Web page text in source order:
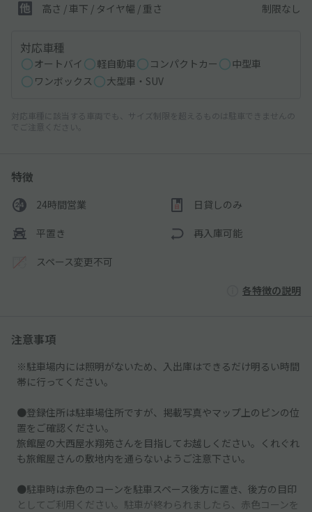
高さ / 車下 / タイヤ幅 / 重さ 制限なし
対応車種
オートバイ 軽自動車 コンパクトカー
中型車
ワンボックス
大型車・SUV
対応車種に該当する車両でも、サイズ制限を超えるものは駐車できませんの
でご注意ください。
特徴
24時間営業 日貸しのみ
平置き 再入庫可能
スペース変更不可
各特徴の説明
注意事項
※駐車場内には照明がないため、入出庫はできるだけ明るい時間
帯に行ってください。
●登録住所は駐車場住所ですが、掲載写真やマップ上のピンの位
置をご確認ください。
旅館屋の大西屋水翔苑さんを目指してお越しください。くれぐれ
も旅館屋さんの敷地内を通らないようご注意下さい。
●駐車時は赤色のコーンを駐車スペース後方に置き、後方の目印
としてご利用ください。駐車が終わられましたら、赤色コーンを